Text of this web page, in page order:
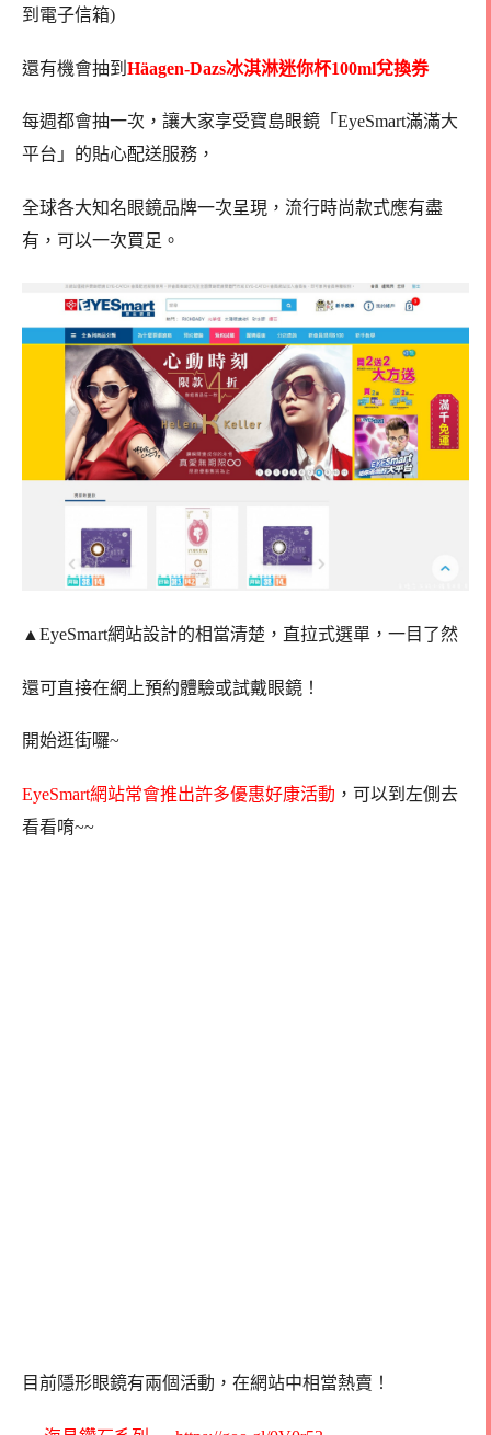
到電子信箱)
還有機會抽到 Häagen-Dazs冰淇淋迷你杯100ml兌換券
每週都會抽一次，讓大家享受寶島眼鏡「EyeSmart滿滿大
平台」的貼心配送服務，
全球各大知名眼鏡品牌一次呈現，流行時尚款式應有盡
有，可以一次買足。
▲EyeSmart網站設計的相當清楚，直拉式選單，一目了然
還可直接在網上預約體驗或試戴眼鏡！
開始逛街囉~
EyeSmart網站常會推出許多優惠好康活動 ，可以到左側去
看看唷~~
目前隱形眼鏡有兩個活動，在網站中相當熱賣！